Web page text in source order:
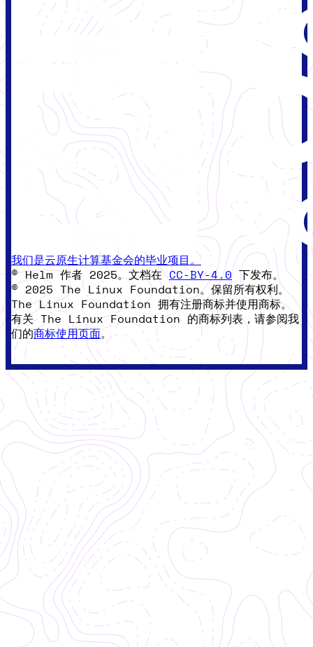
我们是云原生计算基金会的毕业项目。
© Helm 作者 2025。文档在CC-BY-4.0下发布。
© 2025 The Linux Foundation。保留所有权利。
The Linux Foundation 拥有注册商标并使用商标。
有关 The Linux Foundation 的商标列表，请参阅我
们的商标使用页面。